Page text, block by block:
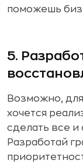
поможешь
5.
Возможно,
хочется
сделать все и
Разработай